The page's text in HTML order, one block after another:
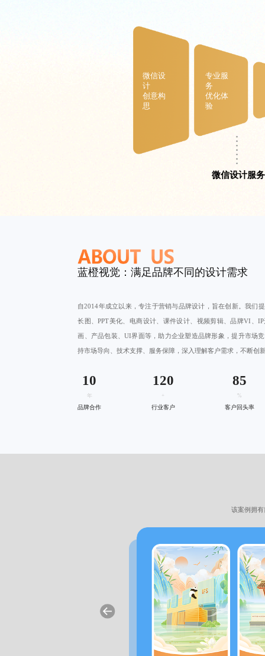
微信设
计
创意构
思
专业服
务
优化体
验
微信设计服务
蓝橙视觉：满足品牌不同的设计需求
自2014年成立以来，专注于营销与品牌设计，旨在创新。我们
长图、PPT美化、电商设计、 课件设计 、视频剪辑、品牌VI、
画、产品包装、UI界面等，助力企业塑造品牌形象，提升市场
持市场导向、技术支撑、服务保障，深入理解客户需求，不断创
10
年
品牌合作
120
+
行业客户
85
%
客户回头率
该案例拥
色调，这些颜色象征着喜庆和活力，
火焰和烟花元素，不仅增强了视觉冲